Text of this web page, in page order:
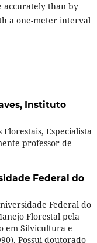
accurately than by
a one-meter interval
Instituto
Especialista
professor de
Federal do
Federal do
Florestal pela
em Silvicultura e
Possui doutorado